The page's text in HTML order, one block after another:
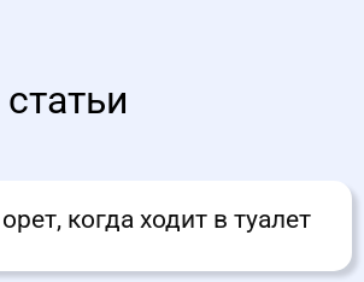
когда ходит в туалет